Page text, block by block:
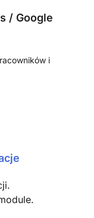
/ Google
i